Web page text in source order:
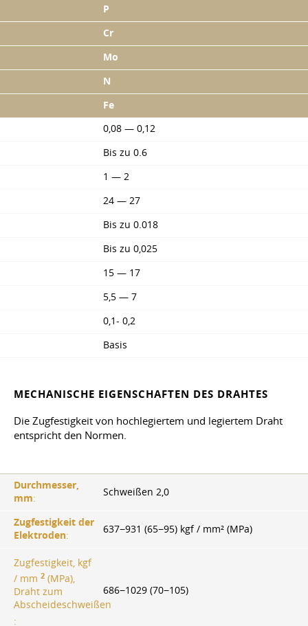
P
Cr
Mo
N
Fe
0,08 — 0,12
Bis zu 0.6
1 — 2
24 — 27
Bis zu 0.018
Bis zu 0,025
15 — 17
5,5 — 7
0,1- 0,2
Basis
MECHANISCHE EIGENSCHAFTEN DES DRAHTES
Die Zugfestigkeit von hochlegiertem und legiertem Draht
entspricht den Normen.
Durchmesser,
mm:
Schweißen 2,0
Zugfestigkeit der
Elektroden:
637−931 (65−95) kgf / mm² (MPa)
Zugfestigkeit, kgf
/ mm 2 (MPa),
Draht zum
Abscheideschweißen
:
686−1029 (70−105)